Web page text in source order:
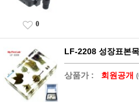
0
LF-2208 성장표본
상품가 : 회원공개